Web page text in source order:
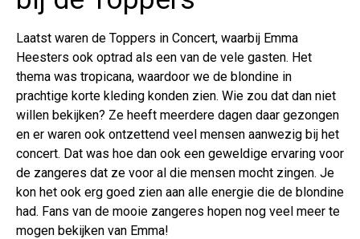
Laatst waren de Toppers in Concert, waarbij Emma
Heesters ook optrad als een van de vele gasten. Het
thema was tropicana, waardoor we de blondine in
prachtige korte kleding konden zien. Wie zou dat dan niet
willen bekijken? Ze heeft meerdere dagen daar gezongen
en er waren ook ontzettend veel mensen aanwezig bij het
concert. Dat was hoe dan ook een geweldige ervaring voor
de zangeres dat ze voor al die mensen mocht zingen. Je
kon het ook erg goed zien aan alle energie die de blondine
had. Fans van de mooie zangeres hopen nog veel meer te
mogen bekijken van Emma!